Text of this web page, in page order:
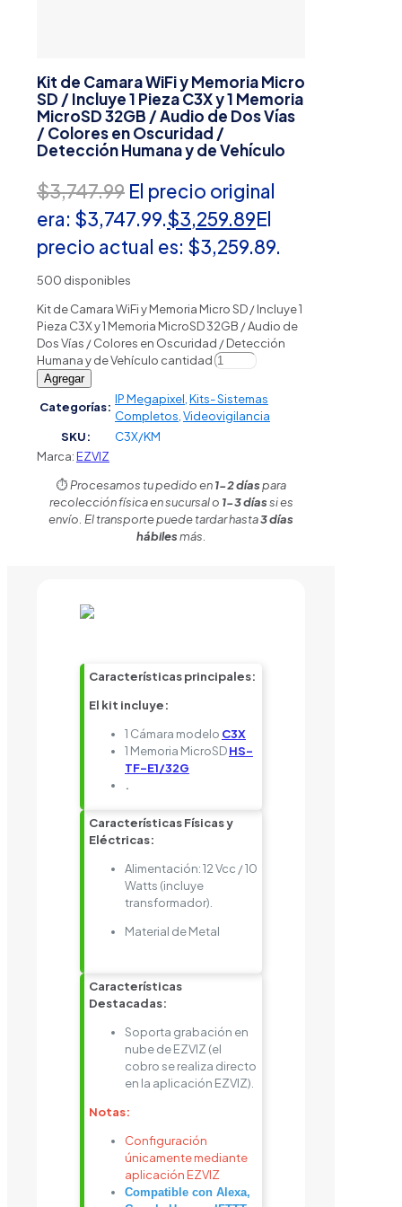
Kit de Camara WiFi y Memoria Micro
SD / Incluye 1 Pieza C3X y 1 Memoria
MicroSD 32GB / Audio de Dos Vías
/ Colores en Oscuridad /
Detección Humana y de Vehículo
$3,747.99 El precio original
era: $3,747.99.$3,259.89El
precio actual es: $3,259.89.
500 disponibles
Kit de Camara WiFi y Memoria Micro SD / Incluye 1
Pieza C3X y 1 Memoria MicroSD 32GB / Audio de
Dos Vías / Colores en Oscuridad / Detección
Humana y de Vehículo cantidad
Agregar
Categorías:
IP Megapixel,Kits- Sistemas
Completos,Videovigilancia
SKU:
C3X/KM
Marca:EZVIZ
⏱️Procesamos tu pedido en1-2 díaspara
recolección física en sucursal o 1-3 díassi es
envío. El transporte puede tardar hasta3 días
hábilesmás.
Características principales:
El kit incluye:
1 Cámara modelo C3X
1 Memoria MicroSDHS-
TF-E1/32G
.
Características Físicas y
Eléctricas:
Alimentación: 12 Vcc / 10
Watts (incluye
transformador).
Material de Metal
Características
Destacadas:
Soporta grabación en
nube de EZVIZ (el
cobro se realiza directo
en la aplicación EZVIZ).
Notas:
Configuración
únicamente mediante
aplicación EZVIZ
Compatible con Alexa,